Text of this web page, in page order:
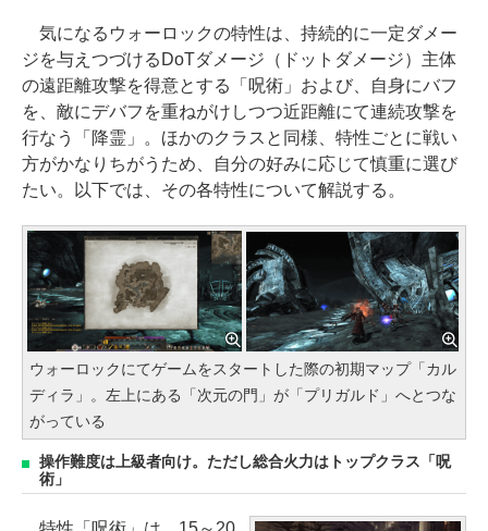
気になるウォーロックの特性は、持続的に一定ダメー
ジを与えつづけるDoTダメージ（ドットダメージ）主体
の遠距離攻撃を得意とする「呪術」および、自身にバフ
を、敵にデバフを重ねがけしつつ近距離にて連続攻撃を
行なう「降霊」。ほかのクラスと同様、特性ごとに戦い
方がかなりちがうため、自分の好みに応じて慎重に選び
たい。以下では、その各特性について解説する。
ウォーロックにてゲームをスタートした際の初期マップ「カル
ディラ」。左上にある「次元の門」が「プリガルド」へとつな
がっている
操作難度は上級者向け。ただし総合火力はトップクラス「呪
術」